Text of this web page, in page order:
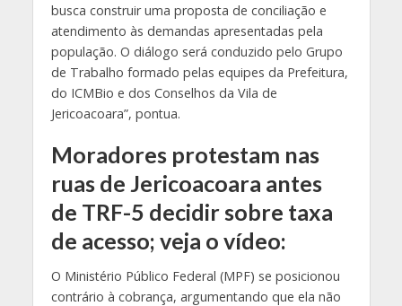
busca construir uma proposta de conciliação e
atendimento às demandas apresentadas pela
população. O diálogo será conduzido pelo Grupo
de Trabalho formado pelas equipes da Prefeitura,
do ICMBio e dos Conselhos da Vila de
Jericoacoara”, pontua.
Moradores protestam nas
ruas de Jericoacoara antes
de TRF-5 decidir sobre taxa
de acesso; veja o vídeo:
O Ministério Público Federal (MPF) se posicionou
contrário à cobrança, argumentando que ela não